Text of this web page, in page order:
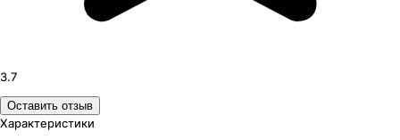
3.7
Оставить отзыв
Характеристики